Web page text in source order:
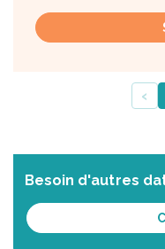
‹
Besoin d'autres